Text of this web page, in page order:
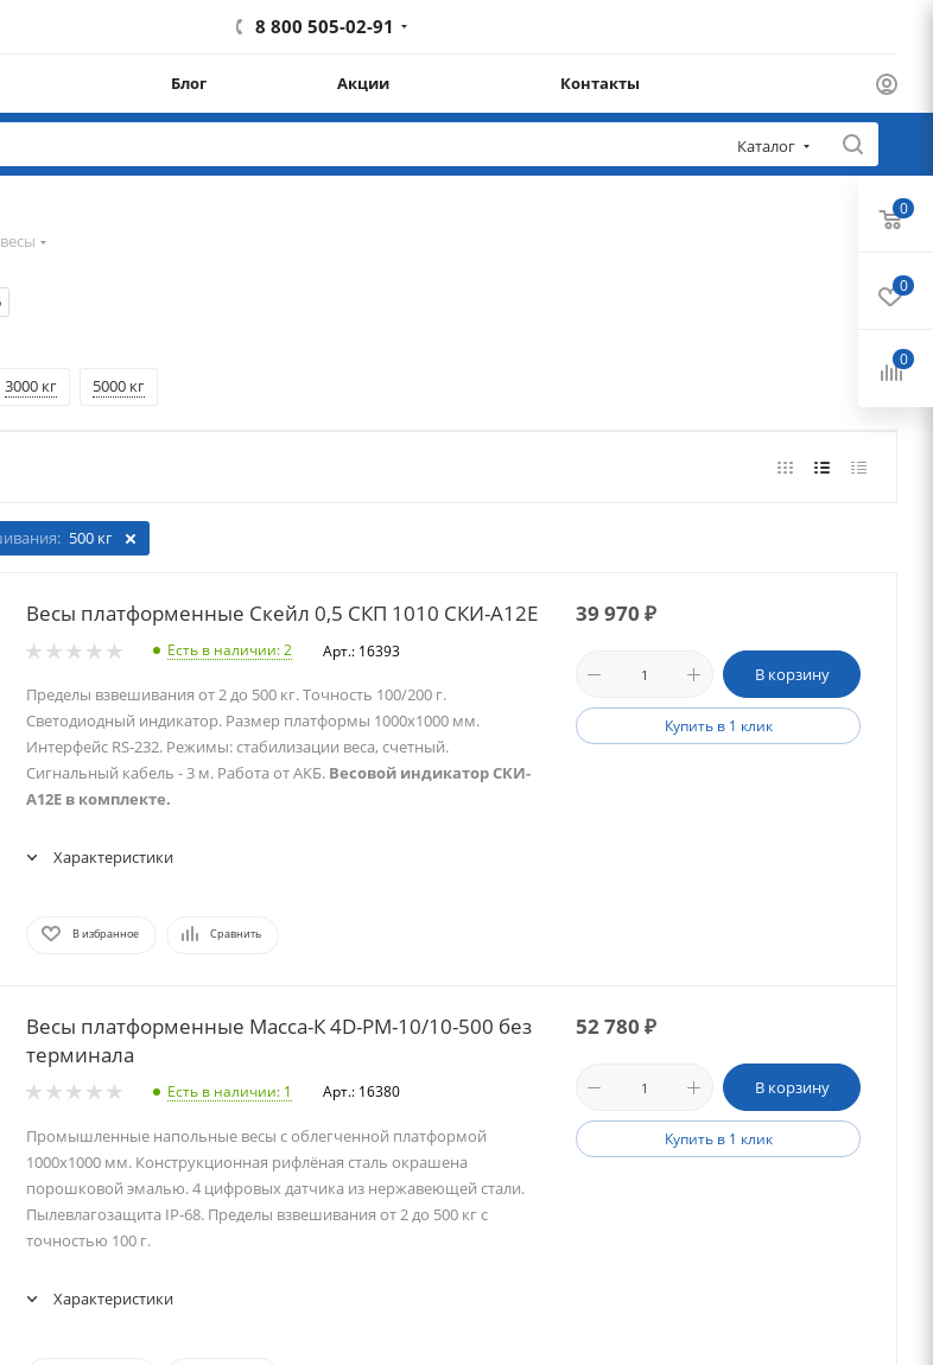
8 800 505-02-91
Блог Акции Контакты
Каталог
3000 кг 5000 кг
500 кг
Весы платформенные Скейл 0,5 СКП 1010 СКИ-А12Е
Есть в наличии: 2 Арт.: 16393
Пределы взвешивания от 2 до 500 кг. Точность 100/200 г.
Светодиодный индикатор. Размер платформы 1000х1000 мм.
Интерфейс RS-232. Режимы: стабилизации веса, счетный.
Сигнальный кабель - 3 м. Работа от АКБ. Весовой индикатор СКИ-
А12Е в комплекте.
Характеристики
В избранное Сравнить
39 970 ₽
В корзину
Купить в 1 клик
Весы платформенные Масса-К 4D-PM-10/10-500 без
терминала
Есть в наличии: 1 Арт.: 16380
Промышленные напольные весы с облегченной платформой
1000х1000 мм. Конструкционная рифлёная сталь окрашена
порошковой эмалью. 4 цифровых датчика из нержавеющей стали.
Пылевлагозащита IP-68. Пределы взвешивания от 2 до 500 кг с
точностью 100 г.
Характеристики
52 780 ₽
В корзину
Купить в 1 клик
0
0
0